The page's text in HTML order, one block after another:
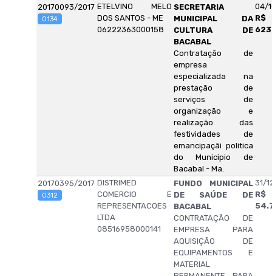
20170093/2017
0134
ETELVINO MELO
DOS SANTOS - ME
06222363000158
SECRETARIA
MUNICIPAL DA
CULTURA DE
BACABAL
Contratação de
empresa
especializada na
prestação de
serviços de
organização e
realização das
festividades de
emancipaçãi politica
do Municipio de
Bacabal - Ma.
04/
R$
20170395/2017
0312
DISTRIMED
COMERCIO E
REPRESENTACOES
LTDA
08516958000141
FUNDO MUNICIPAL
DE SAÚDE DE
BACABAL
CONTRATAÇÃO DE
EMPRESA PARA
AQUISIÇÃO DE
EQUIPAMENTOS E
MATERIAL
31/
R$